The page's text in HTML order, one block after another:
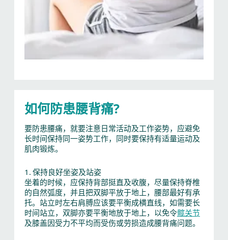
如何防患腰背痛?
要防患腰痛，就要注意日常活动及工作姿势，应避免
长时间保持同一姿势工作，同时要保持有适量运动及
肌肉锻炼。
1. 保持良好坐姿及站姿
坐着的时候，应保持背部挺直及收腹，尽量保持脊椎
的自然弧度，并且把双脚平放于地上，腰部最好有承
托。站立时左右肩膊应该要平衡成横直线，如需要长
时间站立，双脚亦要平衡地放于地上，以免令髋关节
及膝盖因受力不平均而受伤或劳损造成腰背痛问题。